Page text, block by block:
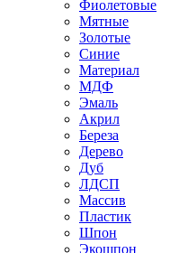
Фиолетовые
Мятные
Золотые
Синие
Материал
МДФ
Эмаль
Акрил
Береза
Дерево
Дуб
ЛДСП
Массив
Пластик
Шпон
Экошпон